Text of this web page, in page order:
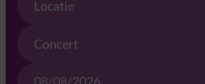
Locatie
Concert